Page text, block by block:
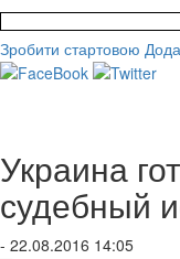
Зробити стартовою
Украина
судебный
- 22.08.2016 14:05